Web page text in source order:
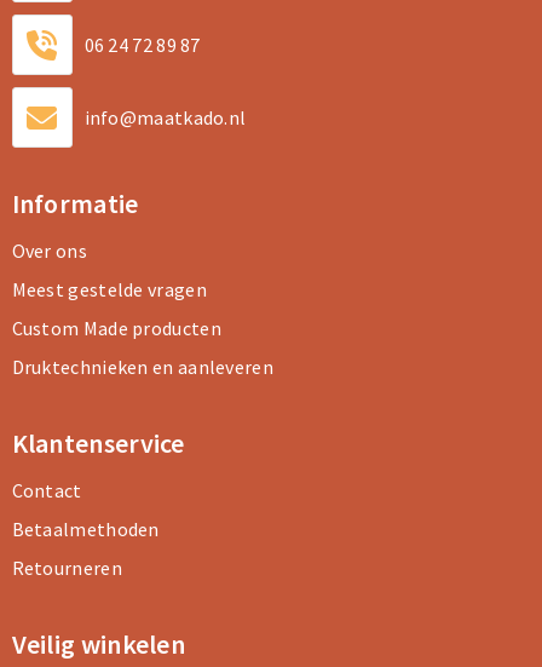
06 24 72 89 87
info@maatkado.nl
Informatie
Over ons
Meest gestelde vragen
Custom Made producten
Druktechnieken en aanleveren
Klantenservice
Contact
Betaalmethoden
Retourneren
Veilig winkelen